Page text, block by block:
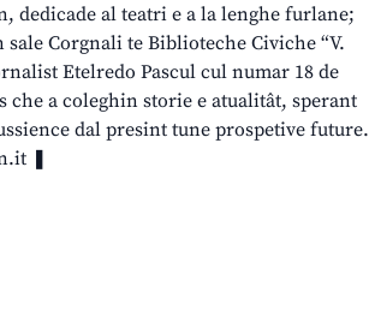
dedicade al teatri e a la lenghe furlane;
Corgnali te Biblioteche Civiche “V.
Etelredo Pascul cul numar 18 de
a coleghin storie e atualitât, sperant
dal presint tune prospetive future.
❚